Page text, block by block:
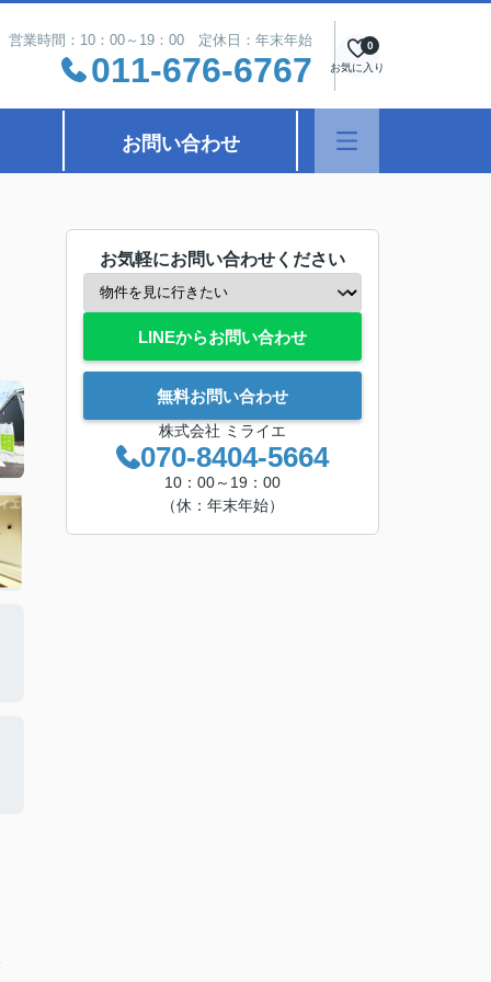
営業時間：10：00～19：00 定休日：年末年始
011-676-6767 お気に入り
0
お問い合わせ
お気軽にお問い合わせください
LINEからお問い合わせ
無料お問い合わせ
株式会社 ミライエ
070-8404-5664
10：00～19：00
（休：年末年始）